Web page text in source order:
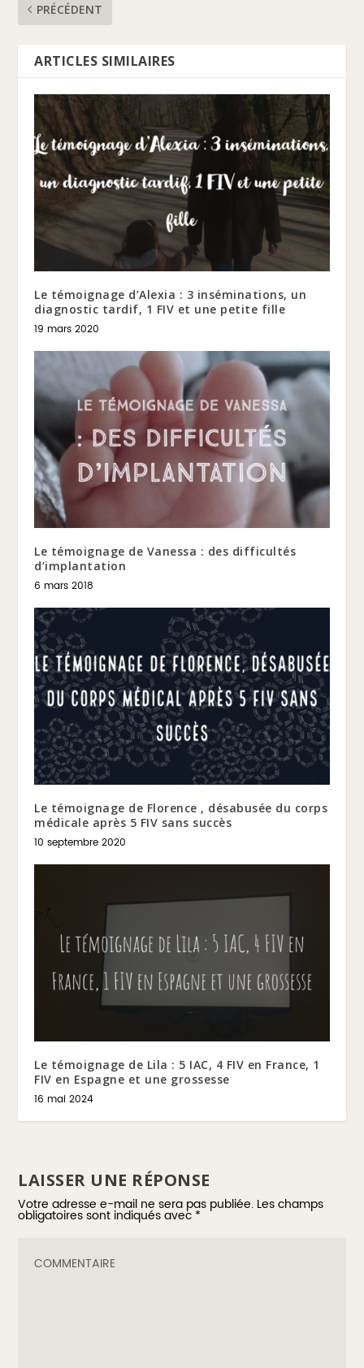
PRÉCÉDENT
ARTICLES SIMILAIRES
Le témoignage d’Alexia : 3 inséminations, un
diagnostic tardif, 1 FIV et une petite fille
19 mars 2020
Le témoignage de Vanessa : des difficultés
d’implantation
6 mars 2018
Le témoignage de Florence , désabusée du corps
médicale après 5 FIV sans succès
10 septembre 2020
Le témoignage de Lila : 5 IAC, 4 FIV en France, 1
FIV en Espagne et une grossesse
16 mai 2024
LAISSER UNE RÉPONSE
Votre adresse e-mail ne sera pas publiée. Les champs
obligatoires sont indiqués avec *